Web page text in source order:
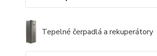
Tepelné čerpadlá a rekuperátory